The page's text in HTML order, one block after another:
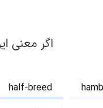
اگر معنی
half-breed